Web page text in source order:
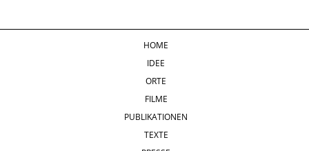
HOME
IDEE
ORTE
FILME
PUBLIKATIONEN
TEXTE